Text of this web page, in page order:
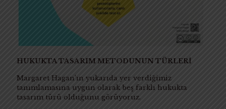
HUKUKTA TASARIM METODUNUN TÜRLERİ
Margaret Hagan’ın yukarıda yer verdiğimiz
tanımlamasına uygun olarak beş farklı hukukta
tasarım türü olduğunu görüyoruz.